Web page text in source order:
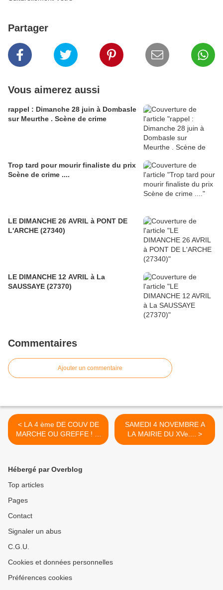
Partager
Vous aimerez aussi
rappel : Dimanche 28 juin à Dombasle
sur Meurthe . Scène de crime
Trop tard pour mourir finaliste du prix
Scène de crime ....
LE DIMANCHE 26 AVRIL à PONT DE
L'ARCHE (27340)
LE DIMANCHE 12 AVRIL à La
SAUSSAYE (27370)
Commentaires
Ajouter un commentaire
< LA 4 ème DE COUV DE
MARCHE OU GREFFE ! ...
EN JANVIER EN LIBRAIRIE
SAMEDI 4 NOVEMBRE A
LA MAIRIE DU XVe.... >
Hébergé par Overblog
Top articles
Pages
Contact
Signaler un abus
C.G.U.
Cookies et données personnelles
Préférences cookies